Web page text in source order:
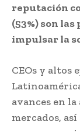
reputación
(53%) son
impulsar la
CEOs y altos
avances en
mercados,